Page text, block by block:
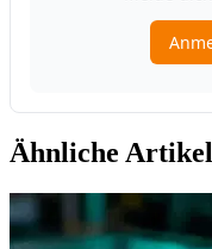
Ähnliche Artikel